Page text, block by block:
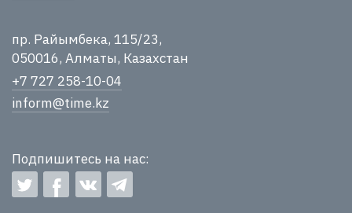
пр. Райымбека, 115/23,
050016, Алматы, Казахстан
+7 727 258-10-04
inform@time.kz
Подпишитесь на нас: